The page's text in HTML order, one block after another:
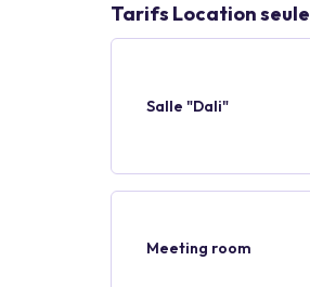
Tarifs Location seule
Salle "Dali"
Meeting room